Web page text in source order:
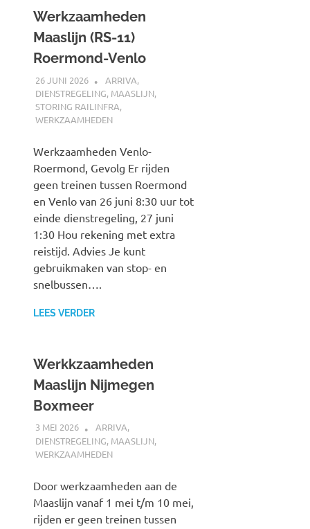
Werkzaamheden
Maaslijn (RS-11)
Roermond-Venlo
26 JUNI 2026 SPOORZOEKER
ARRIVA,
DIENSTREGELING, MAASLIJN,
STORING RAILINFRA,
WERKZAAMHEDEN
Werkzaamheden Venlo-
Roermond, Gevolg Er rijden
geen treinen tussen Roermond
en Venlo van 26 juni 8:30 uur tot
einde dienstregeling, 27 juni
1:30 Hou rekening met extra
reistijd. Advies Je kunt
gebruikmaken van stop- en
snelbussen….
LEES VERDER
Werkkzaamheden
Maaslijn Nijmegen
Boxmeer
3 MEI 2026 SPOORZOEKER
ARRIVA,
DIENSTREGELING, MAASLIJN,
WERKZAAMHEDEN
Door werkzaamheden aan de
Maaslijn vanaf 1 mei t/m 10 mei,
rijden er geen treinen tussen